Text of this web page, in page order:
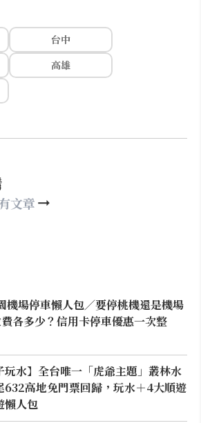
台中
高雄
文章
機場停車懶人包／要停桃機還是機場
各多少？信用卡停車優惠一次整
玩水】全台唯一「虎爺主題」叢林水
632高地免門票回歸，玩水＋4大順遊
懶人包